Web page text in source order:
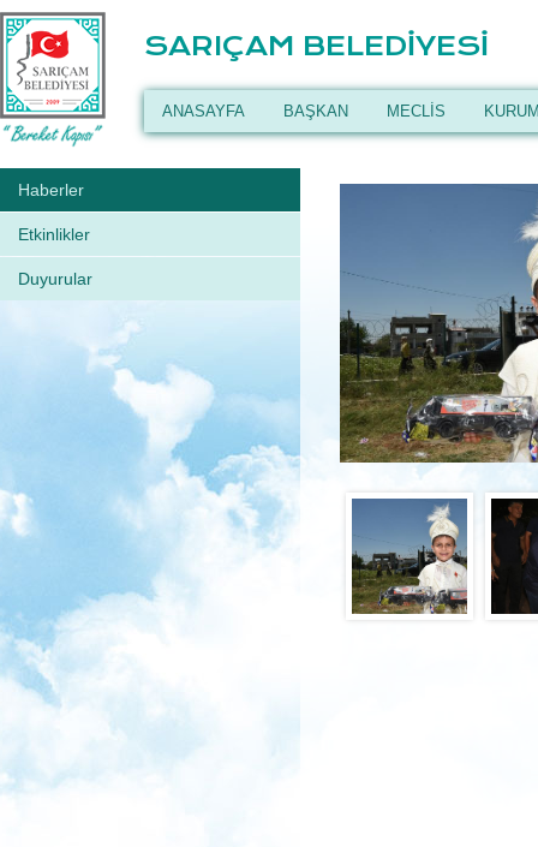
SARIÇAM BELEDİYESİ
ANASAYFA BAŞKAN MECLİS
Haberler
Etkinlikler
Duyurular